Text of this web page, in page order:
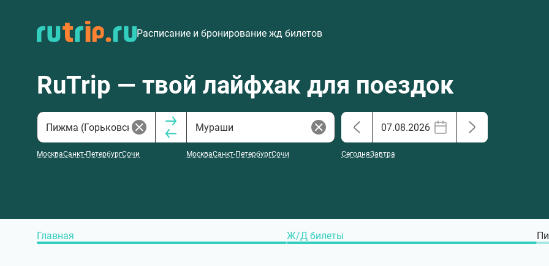
Расписание и бронирование жд билетов
RuTrip — твой лайфхак для поездок
МоскваСанкт-ПетербургСочи МоскваСанкт-ПетербургСочи СегодняЗавтра
Главная Ж/Д билеты